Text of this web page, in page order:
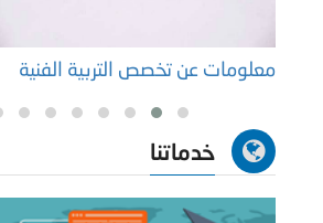
معلومات عن تخصص التربية الفنية
خدماتنا